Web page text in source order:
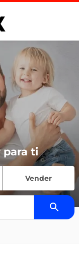
para ti
Vender